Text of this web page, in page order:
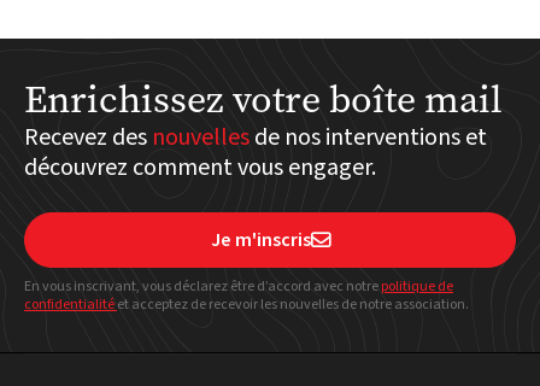
Enrichissez votre boîte mail
Recevez des nouvellesde nos interventions et
découvrez comment vous engager.
Je m'inscris
En vous inscrivant, vous déclarez être d’accord avec notrepolitiquede
confidentialitéet acceptez de recevoir les nouvelles de notre association.